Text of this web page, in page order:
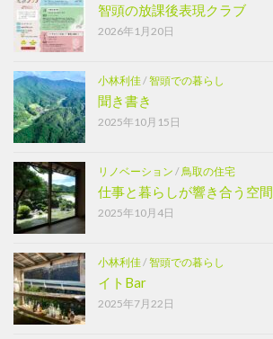
智頭の放課後表現クラブ
2026年1月20日
小林利佳/智頭での暮らし
聞き書き
2025年10月15日
リノベーション / 鳥取の住宅
仕事と暮らしが響き合う空間
2025年10月4日
小林利佳/智頭での暮らし
イトBar
2025年7月22日